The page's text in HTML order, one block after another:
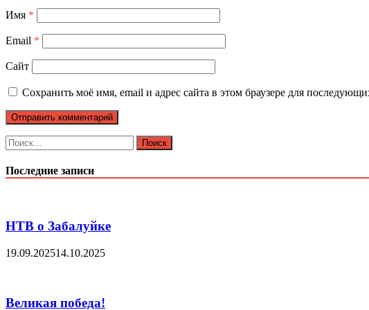
Имя *
Email *
Сайт
Сохранить моё имя, email и адрес сайта в этом браузере для
Найти:
Последние записи
НТВ о Забалуйке
19.09.202514.10.2025
Великая победа!